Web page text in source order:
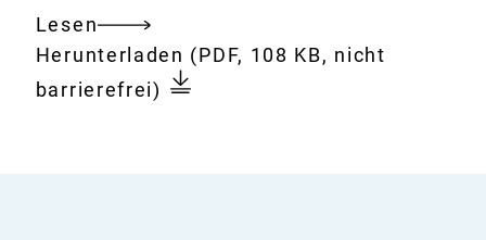
Lesen
Gesamtes
Dokument
Download:
Herunterladen Separatorenfleisch:
Der
(PDF, 108 KB, nicht
barrierefrei)